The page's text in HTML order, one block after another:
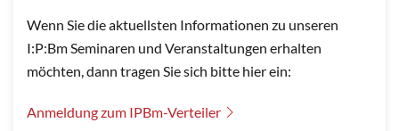
Wenn Sie die aktuellsten Informationen zu unseren
I:P:Bm Seminaren und Veranstaltungen erhalten
möchten, dann tragen Sie sich bitte hier ein:
Anmeldung zum IPBm-Verteiler